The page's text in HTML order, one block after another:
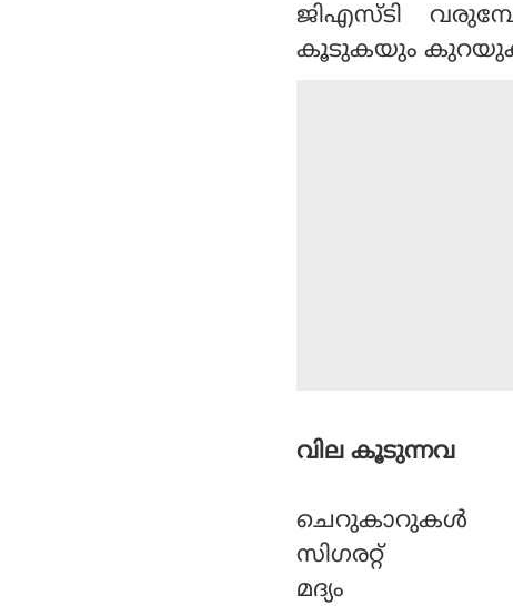
ജിഎസ്ടി
കൂടുകയും
വില കൂടുന്നവ
ചെറുകാറുകള്‍
സിഗരറ്റ്
മദ്യം